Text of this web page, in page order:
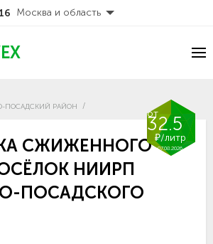
Москва и область
ПОСАДСКИЙ РАЙОН
от
32.5
₽/литр
07.08.2026
СЖИЖЕННОГО
НИИРП
ПОСАДСКОГО